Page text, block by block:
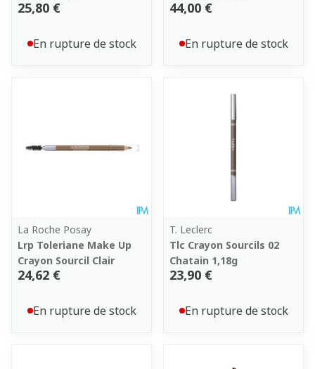
25,80 €
En rupture de stock
44,00 €
En rupture de stock
La Roche Posay
Lrp Toleriane Make Up
Crayon Sourcil Clair
24,62 €
En rupture de stock
T. Leclerc
Tlc Crayon Sourcils 02
Chatain 1,18g
23,90 €
En rupture de stock